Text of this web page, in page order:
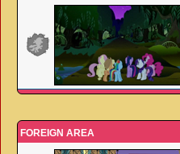
FOREIGN AREA